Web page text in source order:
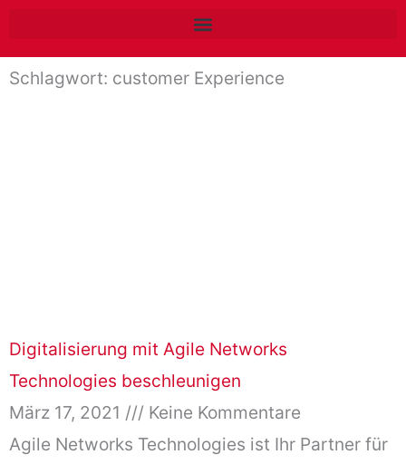
springen
Schlagwort: customer Experience
Digitalisierung mit Agile Networks
Technologies beschleunigen
März 17, 2021
Keine Kommentare
Agile Networks Technologies ist Ihr Partner für